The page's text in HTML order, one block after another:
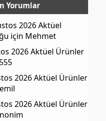
Yorumlar
2026 Aktüel
için Mehmet
2026 Aktüel Ürünler
2026 Aktüel Ürünler
2026 Aktüel Ürünler